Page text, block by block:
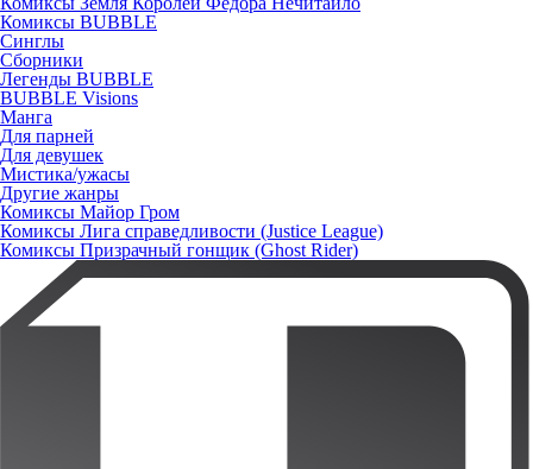
Комиксы BUBBLE
Синглы
Сборники
Легенды BUBBLE
BUBBLE Visions
Манга
Для парней
Для девушек
Мистика/ужасы
Другие жанры
Комиксы Майор Гром
Комиксы Лига справедливости (Justice League)
Комиксы Призрачный гонщик (Ghost Rider)